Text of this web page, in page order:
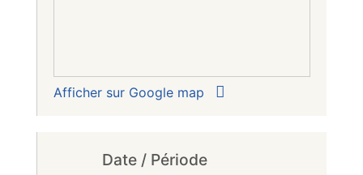
Afficher sur Google map
Date / Période